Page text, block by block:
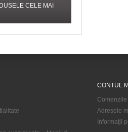
CELE MAI
CONTUL
Comenzile
Adresele
Informaţii